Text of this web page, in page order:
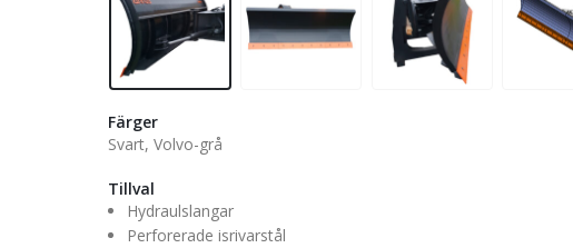
Färger
Svart, Volvo-grå
Tillval
Hydraulslangar
Perforerade isrivarstål